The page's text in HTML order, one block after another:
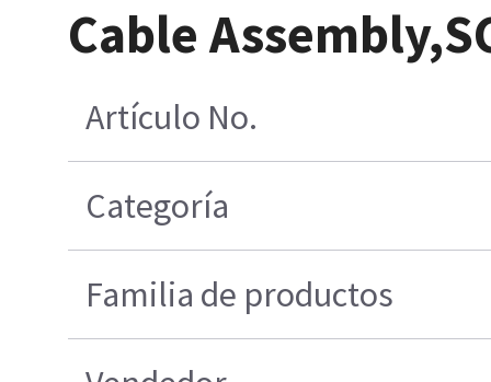
Cable
Artículo No.
Categoría
Familia de productos